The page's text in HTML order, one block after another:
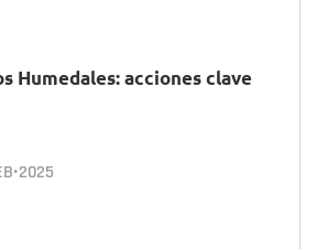
Humedales: acciones clave